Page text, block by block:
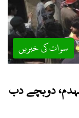
سوات کی خبریں
دوبچے دب